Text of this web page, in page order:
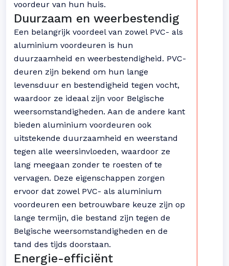
voordeur van hun huis.
Duurzaam en weerbestendig
Een belangrijk voordeel van zowel PVC- als
aluminium voordeuren is hun
duurzaamheid en weerbestendigheid. PVC-
deuren zijn bekend om hun lange
levensduur en bestendigheid tegen vocht,
waardoor ze ideaal zijn voor Belgische
weersomstandigheden. Aan de andere kant
bieden aluminium voordeuren ook
uitstekende duurzaamheid en weerstand
tegen alle weersinvloeden, waardoor ze
lang meegaan zonder te roesten of te
vervagen. Deze eigenschappen zorgen
ervoor dat zowel PVC- als aluminium
voordeuren een betrouwbare keuze zijn op
lange termijn, die bestand zijn tegen de
Belgische weersomstandigheden en de
tand des tijds doorstaan.
Energie-efficiënt